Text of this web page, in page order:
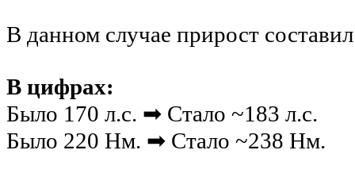
В данном случае прирост
В цифрах:
Было 170 л.с. ➡ Стало ~183 л.с.
Было 220 Нм. ➡ Стало ~238 Нм.